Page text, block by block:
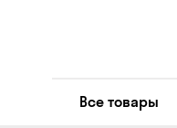
Все товары